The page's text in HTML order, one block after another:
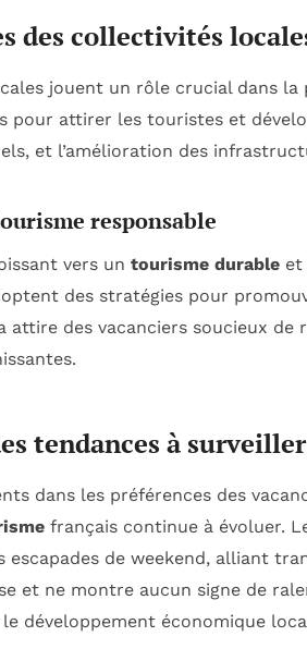
des collectivités
jouent un rôle crucial dans
pour attirer les touristes et
et l’amélioration des
responsable
vers un tourisme durable et
des stratégies pour
attire des vacanciers soucieux
tendances à surveiller
dans les préférences des
français continue à évoluer.
escapades de weekend, alliant
et ne montre aucun signe de
développement économique